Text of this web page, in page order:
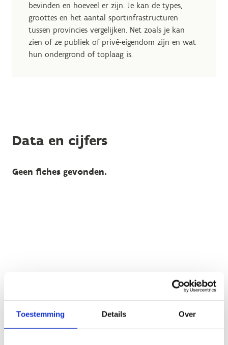
Toestemming Details Over
bevinden en hoeveel er zijn. Je kan de types,
groottes en het aantal sportinfrastructuren
tussen provincies vergelijken. Net zoals je kan
zien of ze publiek of privé-eigendom zijn en wat
hun ondergrond of toplaag is.
Data en cijfers
Geen fiches gevonden.
Geen fiches gevonden.